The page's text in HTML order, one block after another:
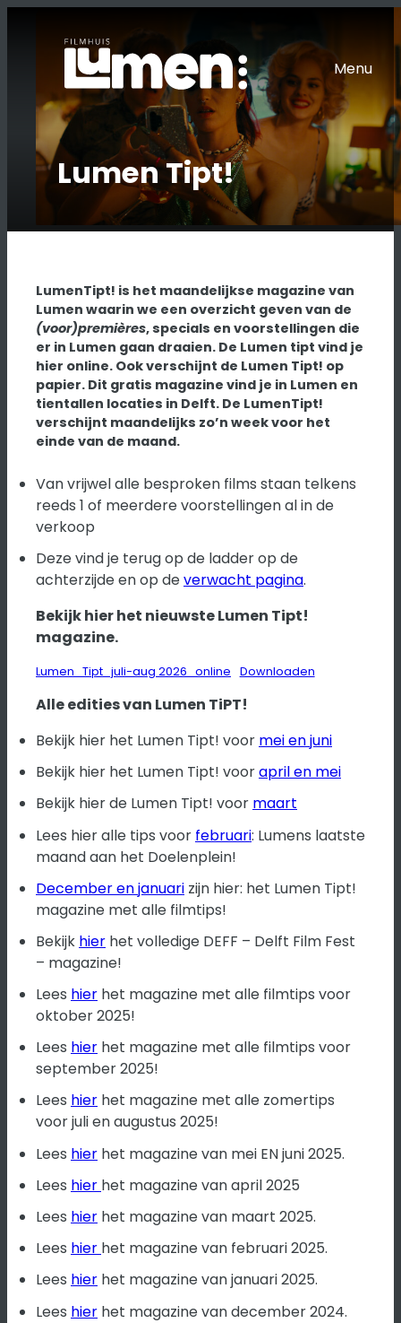
Menu
Lumen Tipt!
LumenTipt! is het maandelijkse magazine van
Lumen waarin we een overzicht geven van de
(voor)premières, specials en voorstellingen die
er in Lumen gaan draaien. De Lumen tipt vind je
hier online. Ook verschijnt de Lumen Tipt! op
papier. Dit gratis magazine vind je in Lumen en
tientallen locaties in Delft. De LumenTipt!
verschijnt maandelijks zo’n week voor het
einde van de maand.
Van vrijwel alle besproken films staan telkens
reeds 1 of meerdere voorstellingen al in de
verkoop
Deze vind je terug op de ladder op de
achterzijde en op deverwacht pagina.
Bekijk hier het nieuwste Lumen Tipt!
magazine.
Lumen_Tipt_juli-aug 2026_online Downloaden
Alle edities van Lumen TiPT!
Bekijk hier het Lumen Tipt! voor mei en juni
Bekijk hier het Lumen Tipt! voorapril en mei
Bekijk hier de Lumen Tipt! voor maart
Lees hier alle tips voor februari: Lumens laatste
maand aan het Doelenplein!
December en januari zijn hier: het Lumen Tipt!
magazine met alle filmtips!
Bekijk hier het volledige DEFF – Delft Film Fest
– magazine!
Lees hier het magazine met alle filmtips voor
oktober 2025!
Lees hier het magazine met alle filmtips voor
september 2025!
Lees hier het magazine met alle zomertips
voor juli en augustus 2025!
Lees hier het magazine van mei EN juni 2025.
Lees hier het magazine van april 2025
Lees hier het magazine van maart 2025.
Lees hier het magazine van februari 2025.
Lees hier het magazine van januari 2025.
Lees hier het magazine van december 2024.